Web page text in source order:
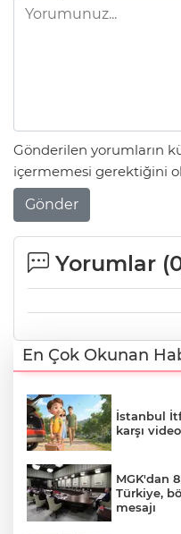
Gönderilen yorumların
içermemesi gerektiğini
Gönder
Yorumlar (
En Çok Okunan
İstanbul
karşı
MGK'dan
Türkiye,
mesajı